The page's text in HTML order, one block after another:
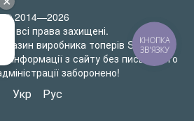
© 2014—2026
всі права захищені.
виробника топерів SleepTech
інформації з сайту без письмового
заборонено!
Укр Рус
КНОПКА
ЗВ'ЯЗКУ